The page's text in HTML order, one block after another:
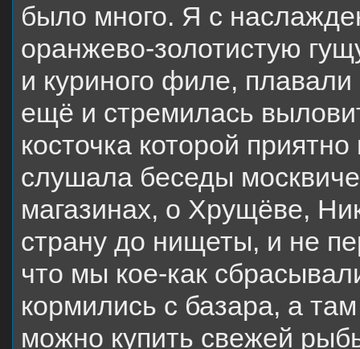
было много. Я с
оранжево-золотистую
и куриного филе,
ещё и стремилась
косточка которой
слушала беседы
магазинах, о Хрущёве,
страну до нищеты, и не
что мы кое-как
кормились с базара, а
можно купить свежей